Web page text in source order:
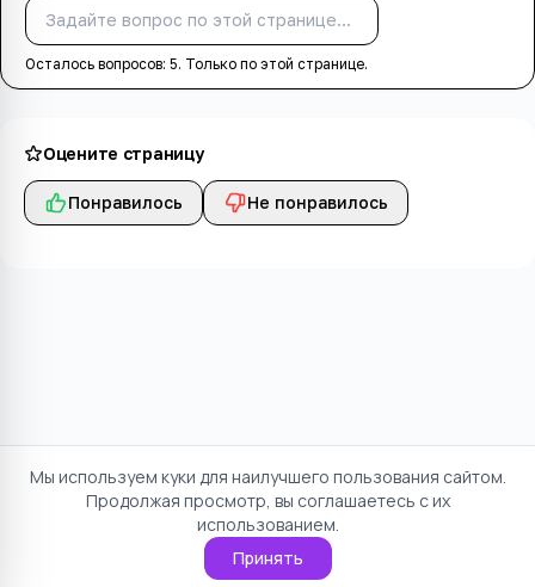
Осталось вопросов: 5. Только по этой странице.
Оцените страницу
Понравилось Не понравилось
Мы используем куки для наилучшего пользования сайтом.
Продолжая просмотр, вы соглашаетесь с их
использованием.
Принять